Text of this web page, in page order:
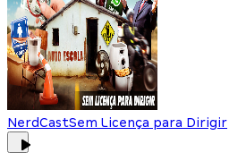
NerdCastSem Licença para Dirigir